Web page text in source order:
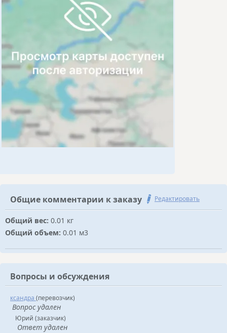
Общие комментарии к заказу Редактировать
Общий вес: 0.01 кг
Общий объем: 0.01 м3
Вопросы и обсуждения
ксандра (перевозчик)
Вопрос удален
Юрий (заказчик)
Ответ удален